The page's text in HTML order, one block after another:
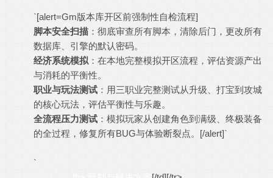
`[alert=Gm版本库开区前强制性自检流程]
脚本安全扫描 ：彻底审查所有脚本，清除后门，更改所有
数据库、引擎的默认密码。
经济系统模拟 ：在本地完整模拟开区流程，评估资源产出
与消耗的平衡性。
职业与玩法测试 ：用三职业完整测试从升级、打宝到攻城
的核心玩法，评估平衡性与乐趣。
全流程压力测试 ：模拟玩家从创建角色到满级、终极装备
的全过程，修复所有BUG与体验断裂点。[/alert]`
`